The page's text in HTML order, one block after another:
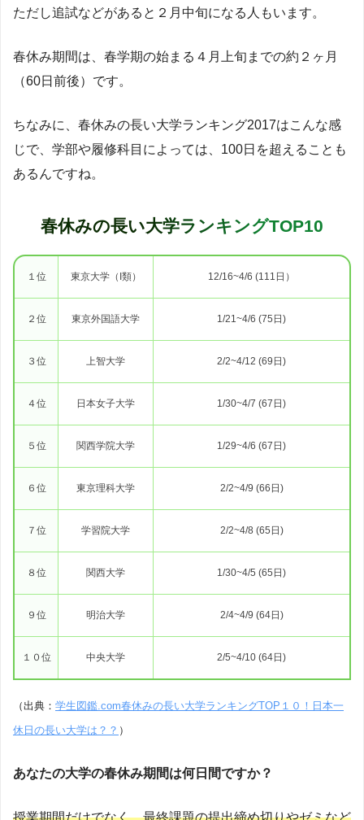
ただし追試などがあると２月中旬になる人もいます。
春休み期間は、春学期の始まる４月上旬までの約２ヶ月
（60日前後）です。
ちなみに、春休みの長い大学ランキング2017はこんな感
じで、学部や履修科目によっては、100日を超えることも
あるんですね。
春休みの長い大学ランキングTOP10
１位 東京大学（I類） 12/16~4/6 (111日）
２位 東京外国語大学 1/21~4/6 (75日)
３位 上智大学 2/2~4/12 (69日)
４位 日本女子大学 1/30~4/7 (67日)
５位 関西学院大学 1/29~4/6 (67日)
６位 東京理科大学 2/2~4/9 (66日)
７位 学習院大学 2/2~4/8 (65日)
８位 関西大学 1/30~4/5 (65日)
９位 明治大学 2/4~4/9 (64日)
１０位 中央大学 2/5~4/10 (64日)
（出典： 学生図鑑.com春休みの長い大学ランキングTOP１０！日本一
休日の長い大学は？？ ）
あなたの大学の春休み期間は何日間ですか？
授業期間だけでなく、最終課題の提出締め切りやゼミなど